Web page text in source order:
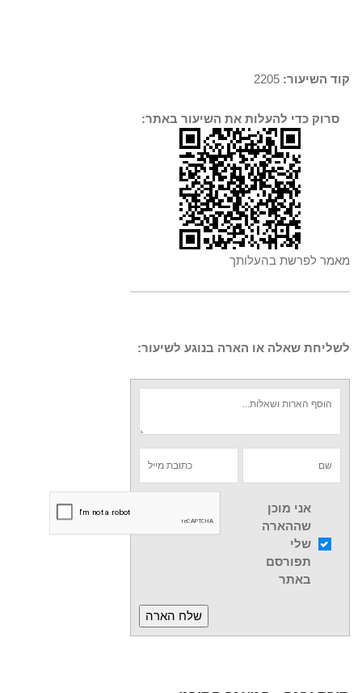
קוד השיעור:
סרוק כדי להעלות את השיעור באתר:
מאמר לפרשת בהעלותך
לשליחת שאלה או הארה בנוגע לשיעור:
אני מוכן
שההארה
שלי
תפורסם
באתר